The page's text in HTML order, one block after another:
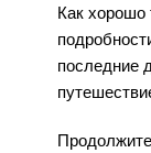
Как
последние